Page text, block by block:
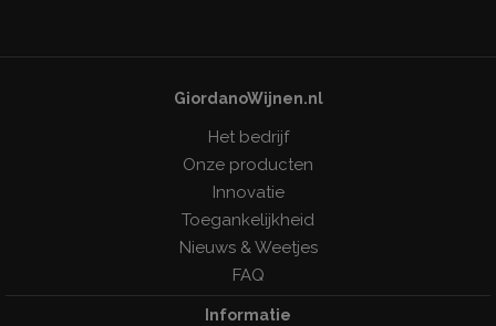
GiordanoWijnen.nl
Het bedrijf
Onze producten
Innovatie
Toegankelijkheid
Nieuws & Weetjes
FAQ
Informatie